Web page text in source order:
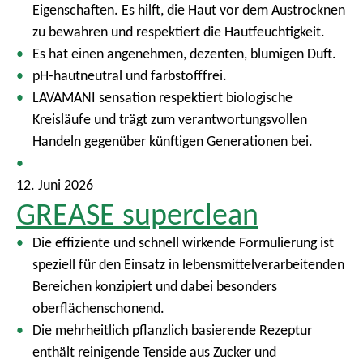
Eigenschaften. Es hilft, die Haut vor dem Austrocknen
zu bewahren und respektiert die Hautfeuchtigkeit.
Es hat einen angenehmen, dezenten, blumigen Duft.
pH-hautneutral und farbstofffrei.
LAVAMANI sensation respektiert biologische
Kreisläufe und trägt zum verantwortungsvollen
Handeln gegenüber künftigen Generationen bei.
12. Juni 2026
GREASE superclean
Die effiziente und schnell wirkende Formulierung ist
speziell für den Einsatz in lebensmittelverarbeitenden
Bereichen konzipiert und dabei besonders
oberflächenschonend.
Die mehrheitlich pflanzlich basierende Rezeptur
enthält reinigende Tenside aus Zucker und